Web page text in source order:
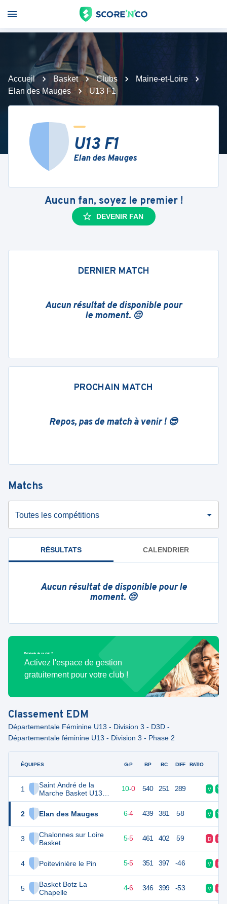
Accueil Basket Clubs
Maine-et-Loire
Elan des Mauges
U13 F1
U13 F1
Elan des Mauges
Aucun fan, soyez le premier !
DEVENIR FAN
DERNIER MATCH
Aucun résultat de disponible pour
le moment. 😔
PROCHAIN MATCH
Repos, pas de match à venir ! 😎
Matchs
Toutes les compétitions
RÉSULTATS CALENDRIER
Aucun résultat de disponible pour le
moment. 😔
Bénévole de ce club ?
Activez l'espace de gestion
gratuitement pour votre club !
Classement EDM
Départementale Féminine U13 - Division 3 - D3D -
Départementale féminine U13 - Division 3 - Phase 2
ÉQUIPES
1
Saint André de la
Marche Basket U13
Féminines
2
Elan des Mauges
3
Chalonnes sur Loire
Basket
4 Poitevinière le Pin
5
Basket Botz La
Chapelle
G-P BP BC DIFF RATIO
20 10-0 540 251 289 V V
16 6-4 439 381 58 V V
15 5-5 461 402 59 D D
15 5-5 351 397 -46 V D
4-6 346 399 -53 V D